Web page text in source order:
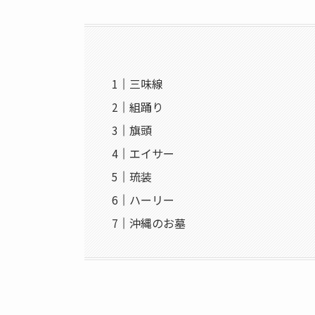
三味線
組踊り
旗頭
エイサー
琉装
ハーリー
沖縄のお墓